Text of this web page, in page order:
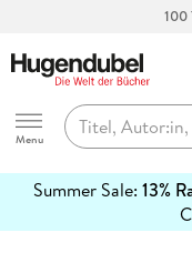
100
Hugendubel
Menu
Summer Sale: 13%
erfahren